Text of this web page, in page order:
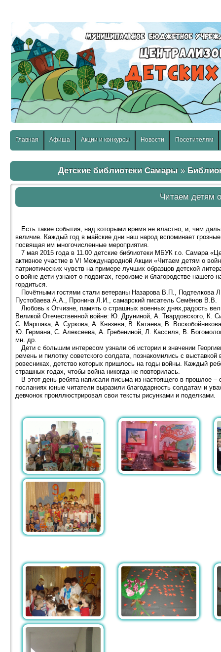
Главная Афиша Акции и конкурсы Новости Посетителям
Детские библиотеки Самары»
Читаем детям
Есть такие события, над которыми время не властно, и, чем
величие. Каждый год в майские дни наш народ вспоминает
посвящая им многочисленные мероприятия.
7 мая 2015 года в 11.00 детские библиотеки МБУК г.о. Самара
активное участие в VI Международной Акции «Читаем детям о
патриотических чувств на примере лучших образцов детской
о войне дети узнают о подвигах, героизме и благородстве
гордиться.
Почётными гостями стали ветераны Назарова В.П.,
Пустобаева А.А., Пронина Л.И., самарский писатель Семёнов В.В.
Любовь к Отчизне, память о страшных военных днях,радость
Великой Отечественной войне: Ю. Друниной, А. Твардовского, К.
С. Маршака, А. Суркова, А. Князева, В. Катаева, В.
Ю. Германа, С. Алексеева, А. Гребениной, Л. Кассиля, В.
мн. др.
Дети с большим интересом узнали об истории и значении
ремень и пилотку советского солдата, познакомились с
ровесниках, детство которых пришлось на годы войны. Каждый
страшных годах, чтобы война никогда не повторилась.
В этот день ребята написали письма из настоящего в прошлое
посланиях юные читатели выразили благодарность солдатам и
девчонок проиллюстрировал свои тексты рисунками и поделками.